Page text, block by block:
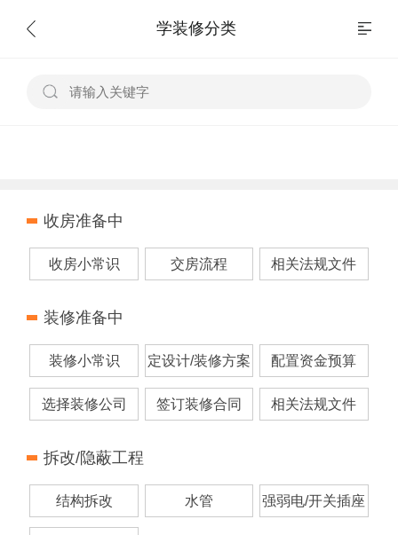
学装修分类
收房准备中
收房小常识 交房流程 相关法规文件
装修准备中
装修小常识 定设计/装修方案 配置资金预算
选择装修公司 签订装修合同 相关法规文件
拆改/隐蔽工程
结构拆改 水管 强弱电/开关插座